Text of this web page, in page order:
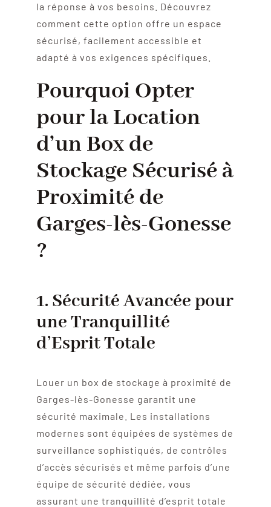
la réponse à vos besoins. Découvrez
comment cette option offre un espace
sécurisé, facilement accessible et
adapté à vos exigences spécifiques.
Pourquoi Opter
pour la Location
d’un Box de
Stockage Sécurisé à
Proximité de
Garges-lès-Gonesse
?
1. Sécurité Avancée pour
une Tranquillité
d’Esprit Totale
Louer un box de stockage à proximité de
Garges-lès-Gonesse garantit une
sécurité maximale. Les installations
modernes sont équipées de systèmes de
surveillance sophistiqués, de contrôles
d’accès sécurisés et même parfois d’une
équipe de sécurité dédiée, vous
assurant une tranquillité d’esprit totale